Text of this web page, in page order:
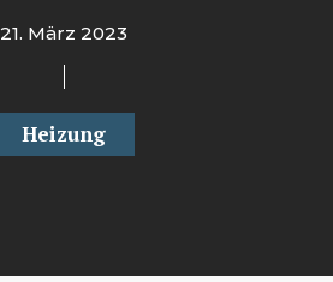
21. März 2023
Heizung